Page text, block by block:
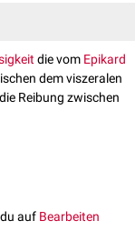
die vom Epikard
dem viszeralen
Reibung zwischen
auf Bearbeiten